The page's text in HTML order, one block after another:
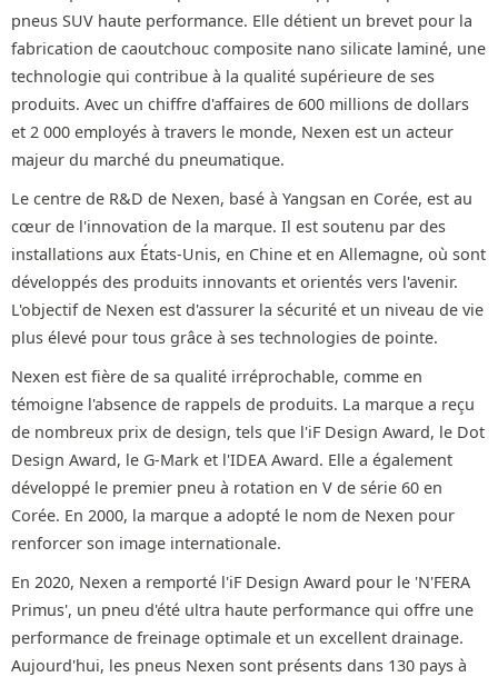
pneus SUV haute performance. Elle détient un brevet pour la
fabrication de caoutchouc composite nano silicate laminé, une
technologie qui contribue à la qualité supérieure de ses
produits. Avec un chiffre d'affaires de 600 millions de dollars
et 2 000 employés à travers le monde, Nexen est un acteur
majeur du marché du pneumatique.
Le centre de R&D de Nexen, basé à Yangsan en Corée, est au
cœur de l'innovation de la marque. Il est soutenu par des
installations aux États-Unis, en Chine et en Allemagne, où sont
développés des produits innovants et orientés vers l'avenir.
L'objectif de Nexen est d'assurer la sécurité et un niveau de vie
plus élevé pour tous grâce à ses technologies de pointe.
Nexen est fière de sa qualité irréprochable, comme en
témoigne l'absence de rappels de produits. La marque a reçu
de nombreux prix de design, tels que l'iF Design Award, le Dot
Design Award, le G-Mark et l'IDEA Award. Elle a également
développé le premier pneu à rotation en V de série 60 en
Corée. En 2000, la marque a adopté le nom de Nexen pour
renforcer son image internationale.
En 2020, Nexen a remporté l'iF Design Award pour le 'N'FERA
Primus', un pneu d'été ultra haute performance qui offre une
performance de freinage optimale et un excellent drainage.
Aujourd'hui, les pneus Nexen sont présents dans 130 pays à